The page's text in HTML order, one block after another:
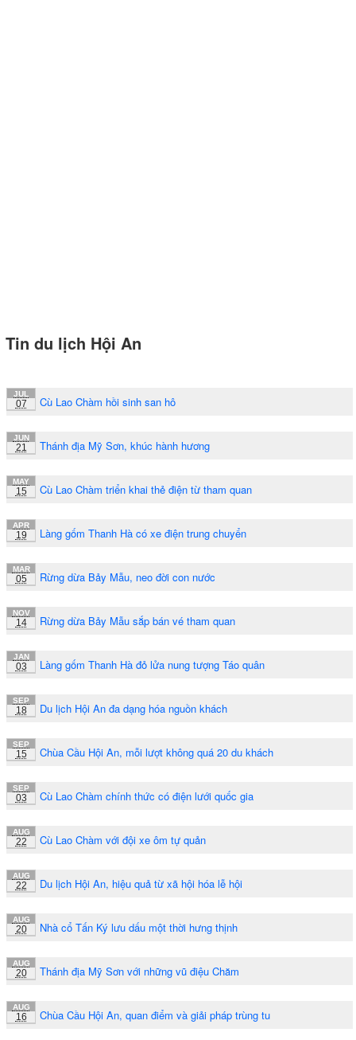
Tin du lịch Hội An
JUL
07 Cù Lao Chàm hồi sinh san hô
JUN
21 Thánh địa Mỹ Sơn, khúc hành hương
MAY
15 Cù Lao Chàm triển khai thẻ điện từ tham quan
APR
19 Làng gốm Thanh Hà có xe điện trung chuyển
MAR
05 Rừng dừa Bảy Mẫu, neo đời con nước
NOV
14 Rừng dừa Bảy Mẫu sắp bán vé tham quan
JAN
03 Làng gốm Thanh Hà đỏ lửa nung tượng Táo quân
SEP
18 Du lịch Hội An đa dạng hóa nguồn khách
SEP
15 Chùa Cầu Hội An, mỗi lượt không quá 20 du khách
SEP
03 Cù Lao Chàm chính thức có điện lưới quốc gia
AUG
22 Cù Lao Chàm với đội xe ôm tự quản
AUG
22 Du lịch Hội An, hiệu quả từ xã hội hóa lễ hội
AUG
20 Nhà cổ Tấn Ký lưu dấu một thời hưng thịnh
AUG
20 Thánh địa Mỹ Sơn với những vũ điệu Chăm
AUG
16 Chùa Cầu Hội An, quan điểm và giải pháp trùng tu